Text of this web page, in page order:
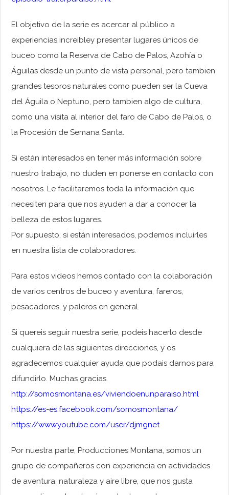
El objetivo de la serie es acercar al público a
experiencias increibley presentar lugares únicos de
buceo como la Reserva de Cabo de Palos, Azohía o
Águilas desde un punto de vista personal, pero tambien
grandes tesoros naturales como pueden ser la Cueva
del Águila o Neptuno, pero tambien algo de cultura,
como una visita al interior del faro de Cabo de Palos, o
la Procesión de Semana Santa.
Si están interesados en tener más información sobre
nuestro trabajo, no duden en ponerse en contacto con
nosotros. Le facilitaremos toda la información que
necesiten para que nos ayuden a dar a conocer la
belleza de estos lugares.
Por supuesto, si están interesados, podemos incluirles
en nuestra lista de colaboradores.
Para estos videos hemos contado con la colaboración
de varios centros de buceo y aventura, fareros,
pesacadores, y paleros en general.
Si quereis seguir nuestra serie, podeis hacerlo desde
cualquiera de las siguientes direcciones, y os
agradecemos cualquier ayuda que podais darnos para
difundirlo. Muchas gracias.
http://somosmontana.es/viviendoenunparaiso.html
https://es-es.facebook.com/somosmontana/
https://www.youtube.com/user/djmgnet
Por nuestra parte, Producciones Montana, somos un
grupo de compañeros con experiencia en actividades
de aventura, naturaleza y aire libre, que nos gusta